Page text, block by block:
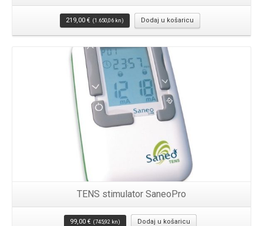
219,00 € (1.650,06 kn) Dodaj u košaricu
TENS stimulator SaneoPro
99,00 € (745,92 kn) Dodaj u košaricu